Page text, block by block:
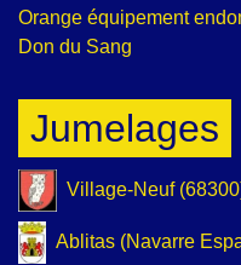
Orange équipement
Don du Sang
Jumelages
Village-Neuf
Ablitas (Navarre